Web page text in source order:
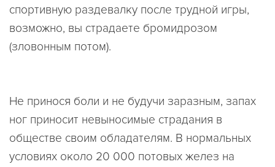
спортивную раздевалку после трудной игры,
возможно, вы страдаете бромидрозом
(зловонным потом).
Не принося боли и не будучи заразным, запах
ног приносит невыносимые страдания в
обществе своим обладателям. В нормальных
условиях около 20 000 потовых желез на